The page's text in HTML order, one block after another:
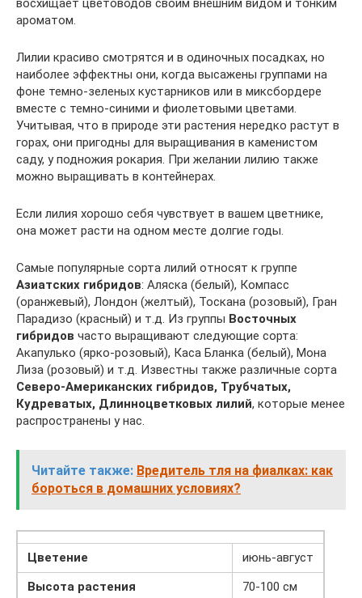
восхищает цветоводов своим внешним видом и тонким
ароматом.
Лилии красиво смотрятся и в одиночных посадках, но
наиболее эффектны они, когда высажены группами на
фоне темно-зеленых кустарников или в миксбордере
вместе с темно-синими и фиолетовыми цветами.
Учитывая, что в природе эти растения нередко растут в
горах, они пригодны для выращивания в каменистом
саду, у подножия рокария. При желании лилию также
можно выращивать в контейнерах.
Если лилия хорошо себя чувствует в вашем цветнике,
она может расти на одном месте долгие годы.
Самые популярные сорта лилий относят к группе
Азиатских гибридов: Аляска (белый), Компасс
(оранжевый), Лондон (желтый), Тоскана (розовый), Гран
Парадизо (красный) и т.д. Из группы Восточных
гибридов часто выращивают следующие сорта:
Акапулько (ярко-розовый), Каса Бланка (белый), Мона
Лиза (розовый) и т.д. Известны также различные сорта
Северо-Американских гибридов, Трубчатых,
Кудреватых, Длинноцветковых лилий, которые менее
распространены у нас.
Читайте также: Вредитель тля на фиалках: как
бороться в домашних условиях?
Цветение
июнь-август
Высота растения
70-100 см